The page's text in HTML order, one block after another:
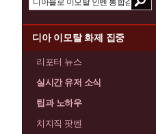
디아 이모탈 화제 집중
리포터 뉴스
실시간 유저 소식
팁과 노하우
치지직 팟벤